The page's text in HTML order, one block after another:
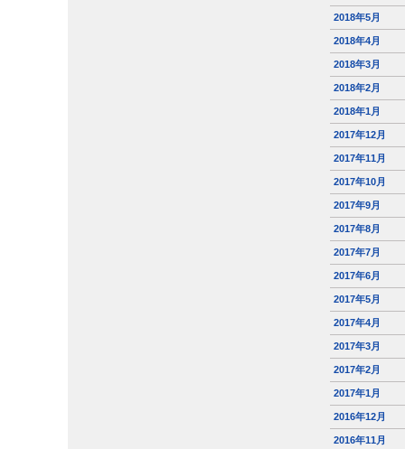
2018年5月
2018年4月
2018年3月
2018年2月
2018年1月
2017年12月
2017年11月
2017年10月
2017年9月
2017年8月
2017年7月
2017年6月
2017年5月
2017年4月
2017年3月
2017年2月
2017年1月
2016年12月
2016年11月